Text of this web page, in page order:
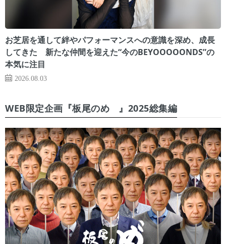
お芝居を通して絆やパフォーマンスへの意識を深め、成長
してきた 新たな仲間を迎えた“今のBEYOOOOONDS”の
本気に注目
2026.08.03
WEB限定企画『板尾のめ゙』2025総集編